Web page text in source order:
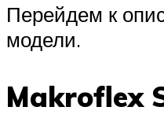
Перейдем к
модели.
Makroflex